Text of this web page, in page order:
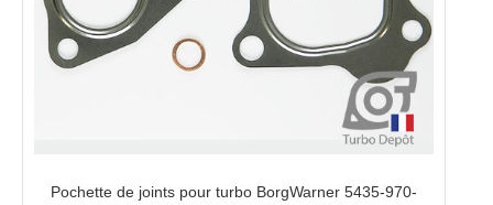
Pochette de joints pour turbo BorgWarner 5435-970-